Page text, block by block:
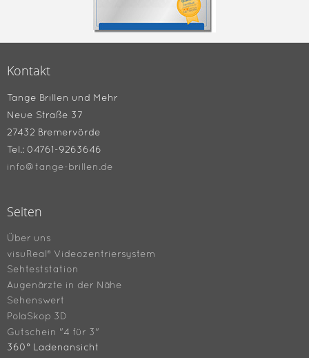
Kontakt
Tange Brillen und Mehr
Neue Straße 37
27432 Bremervörde
Tel.: 04761-9263646
info@tange-brillen.de
Seiten
Über uns
visuReal® Videozentriersystem
Sehteststation
Augenärzte in der Nähe
Sehenswert
PolaSkop 3D
Gutschein "4 für 3"
360° Ladenansicht